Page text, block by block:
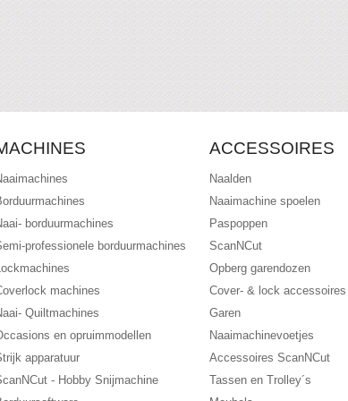
borduurmachines
professionele borduurmachines
machines
Quiltmachines
en opruimmodellen
apparatuur
- Hobby Snijmachine
ACCESSOIRES
Naalden
Naaimachine spoelen
Paspoppen
ScanNCut
Opberg garendozen
Cover- & lock accessoires
Garen
Naaimachinevoetjes
Accessoires ScanNCut
Tassen en Trolley´s